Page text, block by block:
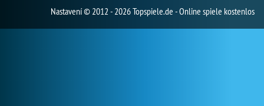
Nastavení© 2012 - 2026 Topspiele.de - Online spiele kostenlos